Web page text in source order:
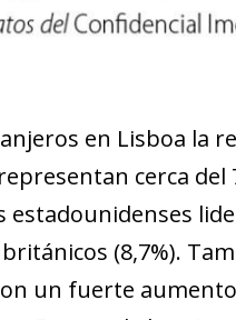
en Lisboa la
cerca del
estadounidenses
(8,7%).
un fuerte